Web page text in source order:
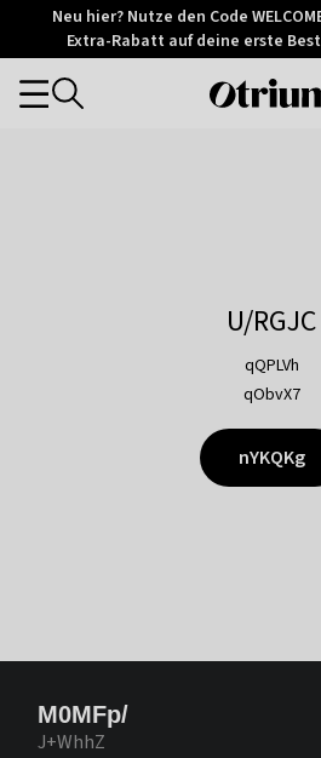
Otrium
Trustpilot
Neu hier? Nutze den Code
Extra-Rabatt auf deine erste
Categories
U/RGJC
qQPLVh
qObvX7
nYKQKg
M0MFp/
J+WhhZ